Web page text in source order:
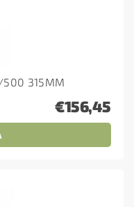
500 315MM
€156,45